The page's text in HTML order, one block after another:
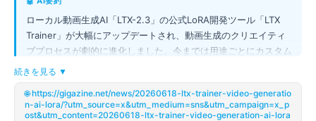
ローカル動画生成AI「LTX-2.3」の公式LoRA開発ツール「LTX
Trainer」が大幅にアップデートされ、動画生成のクリエイティ
ブプロセスが劇的に進化しました。今までは用途ごとにカスタム
コードが必要だったLoRA/IC-LoRAの作成が、単一の設定ファイ
ル書き換えだけで「T2V（テキスト→動画）」から「V2V（動画
→動画）」まで多様なワークフローに対応可能になりました。さ
らに、AIエージェントに指示するだけでLoRA作成を依頼できる
続きを見る ▼
🌐 https://gigazine.net/news/20260618-ltx-trainer-video-generatio
n-ai-lora/?utm_source=x&utm_medium=sns&utm_campaign=x_p
ost&utm_content=20260618-ltx-trainer-video-generation-ai-lora